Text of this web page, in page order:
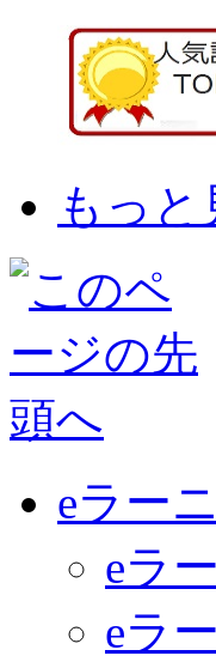
もっと
eラー
eラ
eラ